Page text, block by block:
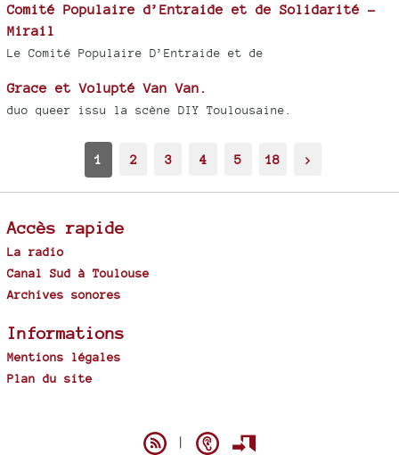
Comité Populaire d’Entraide et de Solidarité -
Mirail
Le Comité Populaire D’Entraide et de
Grace et Volupté Van Van.
duo queer issu la scène DIY Toulousaine.
1 2 3 4 5 18 >
Accès rapide
La radio
Canal Sud à Toulouse
Archives sonores
Informations
Mentions légales
Plan du site
|